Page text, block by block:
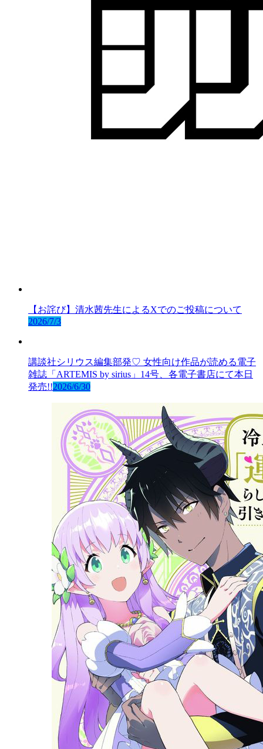
【お詫び】清水茜先生によるXでのご投稿について
2026/7/3
講談社シリウス編集部発♡ 女性向け作品が読める電子
雑誌「ARTEMIS by sirius」14号、各電子書店にて本日
発売!!2026/6/30